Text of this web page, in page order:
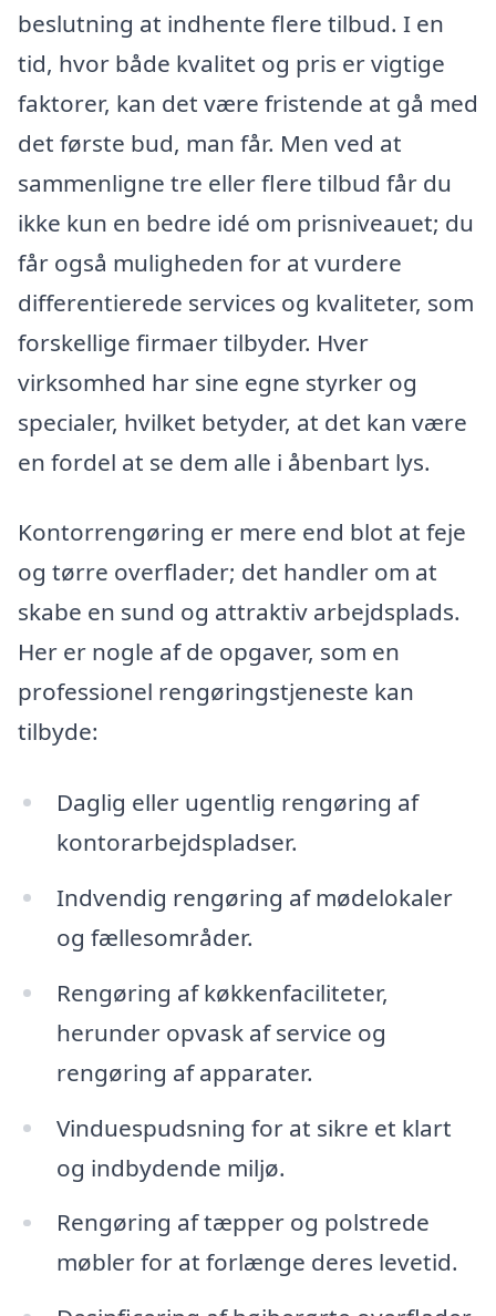
beslutning at indhente flere tilbud. I en
tid, hvor både kvalitet og pris er vigtige
faktorer, kan det være fristende at gå med
det første bud, man får. Men ved at
sammenligne tre eller flere tilbud får du
ikke kun en bedre idé om prisniveauet; du
får også muligheden for at vurdere
differentierede services og kvaliteter, som
forskellige firmaer tilbyder. Hver
virksomhed har sine egne styrker og
specialer, hvilket betyder, at det kan være
en fordel at se dem alle i åbenbart lys.
Kontorrengøring er mere end blot at feje
og tørre overflader; det handler om at
skabe en sund og attraktiv arbejdsplads.
Her er nogle af de opgaver, som en
professionel rengøringstjeneste kan
tilbyde:
Daglig eller ugentlig rengøring af
kontorarbejdspladser.
Indvendig rengøring af mødelokaler
og fællesområder.
Rengøring af køkkenfaciliteter,
herunder opvask af service og
rengøring af apparater.
Vinduespudsning for at sikre et klart
og indbydende miljø.
Rengøring af tæpper og polstrede
møbler for at forlænge deres levetid.